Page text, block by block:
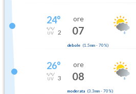
24°
2
ore
07
debole (1.5mm- 70 %)
26°
3
ore
08
moderata (3.3mm- 70 %)